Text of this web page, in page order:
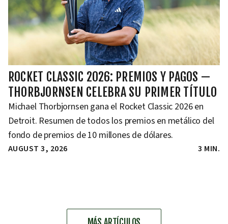
ROCKET CLASSIC 2026: PREMIOS Y PAGOS —
THORBJORNSEN CELEBRA SU PRIMER TÍTULO
Michael Thorbjornsen gana el Rocket Classic 2026 en
Detroit. Resumen de todos los premios en metálico del
fondo de premios de 10 millones de dólares.
AUGUST 3, 2026 3 MIN.